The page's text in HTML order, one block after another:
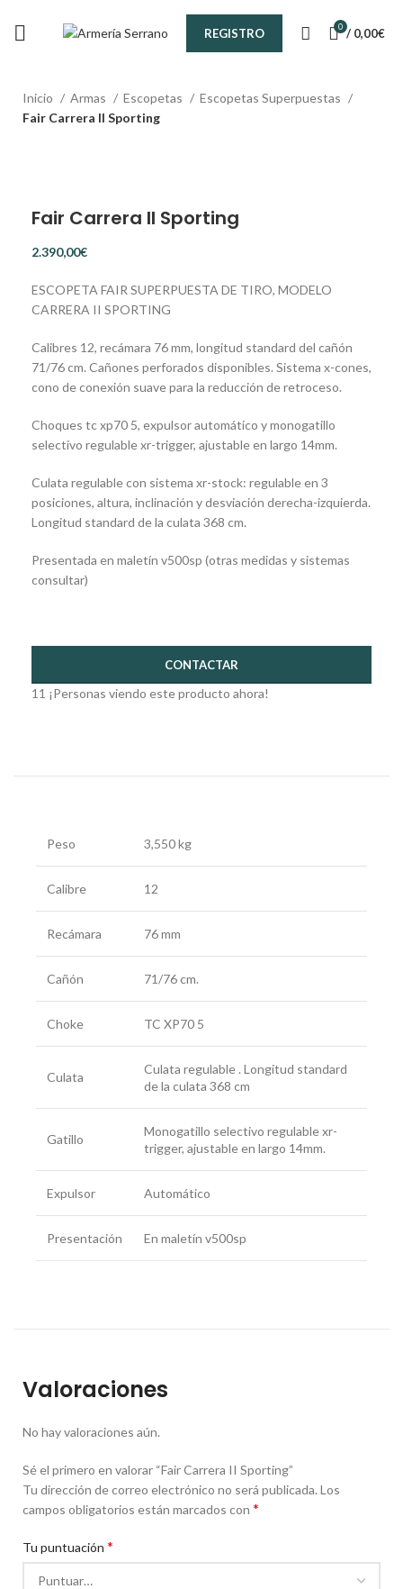
REGISTRO 0 / 0,00€
Inicio Armas Escopetas
Escopetas Superpuestas
Fair Carrera II Sporting
Fair Carrera II Sporting
€
ESCOPETA FAIR SUPERPUESTA DE TIRO, MODELO
CARRERA II SPORTING
Calibres 12, recámara 76 mm, longitud standard del cañón
71/76 cm. Cañones perforados disponibles. Sistema x-cones,
cono de conexión suave para la reducción de retroceso.
Choques tc xp70 5, expulsor automático y monogatillo
selectivo regulable xr-trigger, ajustable en largo 14mm.
Culata regulable con sistema xr-stock: regulable en 3
posiciones, altura, inclinación y desviación derecha-izquierda.
Longitud standard de la culata 368 cm.
Presentada en maletín v500sp (otras medidas y sistemas
consultar)
CONTACTAR
11 ¡Personas viendo este producto ahora!
Peso 3,550 kg
Calibre 12
Recámara 76 mm
Cañón 71/76 cm.
Choke TC XP70 5
Culata
Culata regulable . Longitud standard
de la culata 368 cm
Gatillo
Monogatillo selectivo regulable xr-
trigger, ajustable en largo 14mm.
Expulsor Automático
Presentación En maletín v500sp
Valoraciones
No hay valoraciones aún.
Sé el primero en valorar “Fair Carrera II Sporting”
Tu dirección de correo electrónico no será publicada. Los
campos obligatorios están marcados con *
Tu puntuación *